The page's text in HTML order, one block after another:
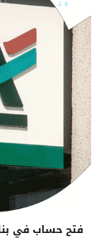
فتح حساب في